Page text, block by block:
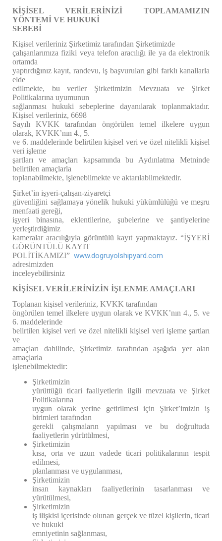
KİŞİSEL VERİLERİNİZİ TOPLAMAMIZIN
YÖNTEMİ VE HUKUKİ
SEBEBİ
Kişisel verileriniz Şirketimiz tarafından Şirketimizde
çalışanlarımıza fiziki veya telefon aracılığı ile ya da elektronik
ortamda
yaptırdığınız kayıt, randevu, iş başvuruları gibi farklı kanallarla
elde
edilmekte, bu veriler Şirketimizin Mevzuata ve Şirket
Politikalarına uyumunun
sağlanması hukuki sebeplerine dayanılarak toplanmaktadır.
Kişisel verileriniz, 6698
Sayılı KVKK tarafından öngörülen temel ilkelere uygun
olarak, KVKK’nın 4., 5.
ve 6. maddelerinde belirtilen kişisel veri ve özel nitelikli kişisel
veri işleme
şartları ve amaçları kapsamında bu Aydınlatma Metninde
belirtilen amaçlarla
toplanabilmekte, işlenebilmekte ve aktarılabilmektedir.
Şirket’in işyeri-çalışan-ziyaretçi
güvenliğini sağlamaya yönelik hukuki yükümlülüğü ve meşru
menfaati gereği,
işyeri binasına, eklentilerine, şubelerine ve şantiyelerine
yerleştirdiğimiz
kameralar aracılığıyla görüntülü kayıt yapmaktayız. “İŞYERİ
GÖRÜNTÜLÜ KAYIT
POLİTİKAMIZI” www.dogruyolshipyard.com
adresimizden
inceleyebilirsiniz
KİŞİSEL VERİLERİNİZİN İŞLENME AMAÇLARI
Toplanan kişisel verileriniz, KVKK tarafından
öngörülen temel ilkelere uygun olarak ve KVKK’nın 4., 5. ve
6. maddelerinde
belirtilen kişisel veri ve özel nitelikli kişisel veri işleme şartları
ve
amaçları dahilinde, Şirketimiz tarafından aşağıda yer alan
amaçlarla
işlenebilmektedir:
Şirketimizin
yürüttüğü ticari faaliyetlerin ilgili mevzuata ve Şirket
Politikalarına
uygun olarak yerine getirilmesi için Şirket’imizin iş
birimleri tarafından
gerekli çalışmaların yapılması ve bu doğrultuda
faaliyetlerin yürütülmesi,
Şirketimizin
kısa, orta ve uzun vadede ticari politikalarının tespit
edilmesi,
planlanması ve uygulanması,
Şirketimizin
insan kaynakları faaliyetlerinin tasarlanması ve
yürütülmesi,
Şirketimizin
iş ilişkisi içerisinde olunan gerçek ve tüzel kişilerin, ticari
ve hukuki
emniyetinin sağlanması,